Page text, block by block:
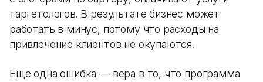
таргетологов. В результате бизнес может
работать в минус, потому что расходы на
привлечение клиентов не окупаются.
Еще одна ошибка — вера в то, что программа